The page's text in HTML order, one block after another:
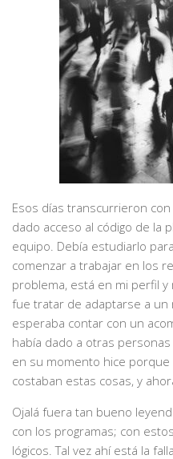
Esos días transcurrieron
dado acceso al código de la
equipo. Debía estudiarlo
comenzar a trabajar en los
problema, está en mi perfil
fue tratar de adaptarse a
esperaba contar con un
había dado a otras
en su momento hice
costaban estas cosas, y
Ojalá fuera tan bueno
con los programas; con
lógicos. Tal vez ahí está la